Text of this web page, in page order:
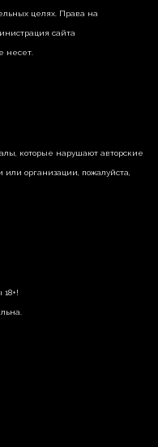
целях. Права на
сайта
несет.
которые нарушают авторские
организации, пожалуйста,